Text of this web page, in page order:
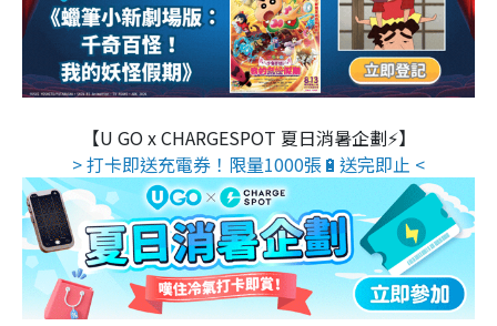
【U GO x CHARGESPOT 夏日消暑企劃⚡】
> 打卡即送充電券！限量1000張🔋送完即止 <